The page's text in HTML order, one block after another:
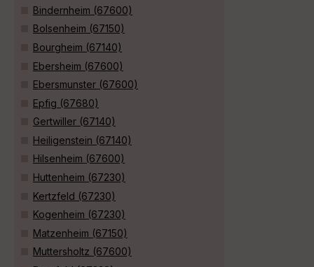
Bindernheim (67600)
Bolsenheim (67150)
Bourgheim (67140)
Ebersheim (67600)
Ebersmunster (67600)
Epfig (67680)
Gertwiller (67140)
Heiligenstein (67140)
Hilsenheim (67600)
Huttenheim (67230)
Kertzfeld (67230)
Kogenheim (67230)
Matzenheim (67150)
Muttersholtz (67600)